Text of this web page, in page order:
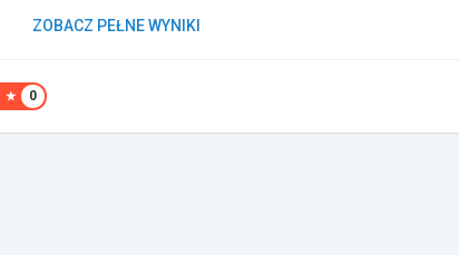
ZOBACZ PEŁNE WYNIKI
0